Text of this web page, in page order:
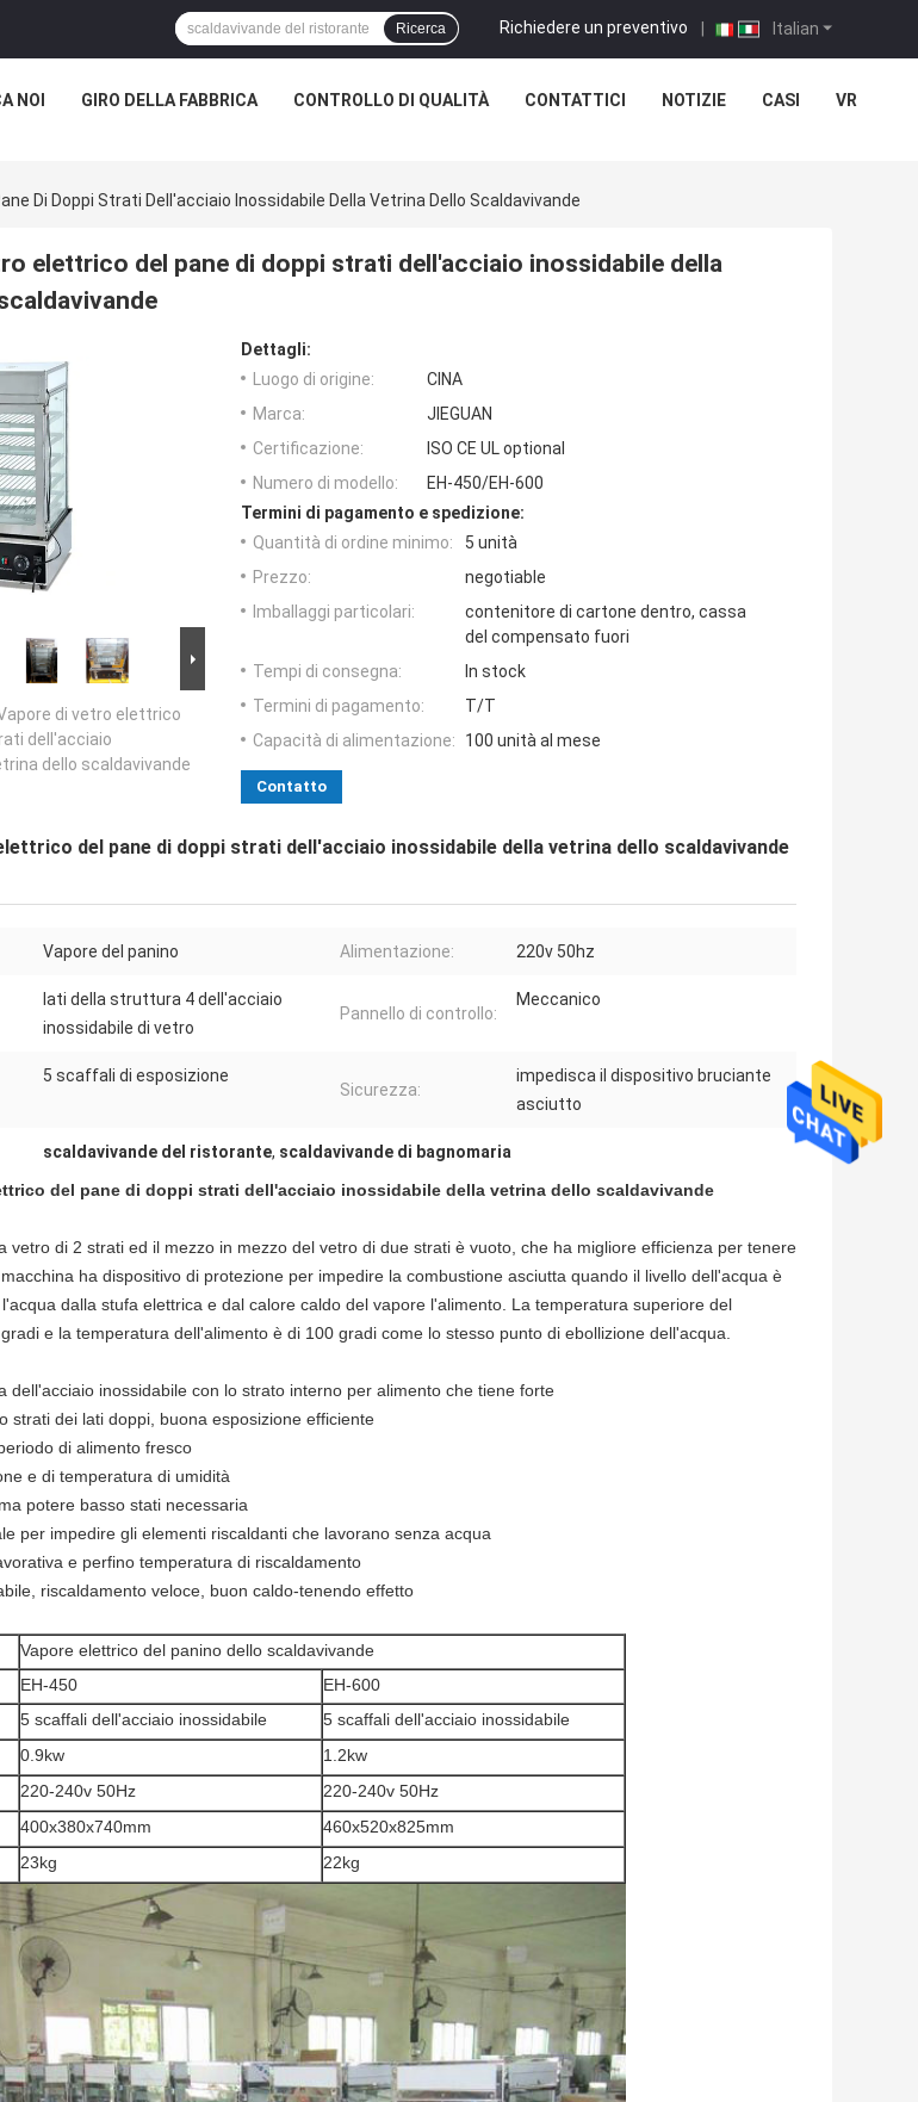
Italian
Richiedere un preventivo |
Ricerca
NOI GIRO DELLA FABBRICA CONTROLLO DI QUALITÀ CONTATTICI NOTIZIE CASI VR
Di Doppi Strati Dell'acciaio Inossidabile Della Vetrina Dello Scaldavivande
elettrico del pane di doppi strati dell'acciaio inossidabile della
di vetro elettrico
dell'acciaio
dello scaldavivande
Dettagli:
Luogo di origine:
CINA
Marca:
JIEGUAN
Certificazione:
ISO CE UL optional
Numero di modello:
EH-450/EH-600
Termini di pagamento e spedizione:
Quantità di ordine minimo:
5 unità
Prezzo:
negotiable
Imballaggi particolari:
contenitore di cartone dentro, cassa
del compensato fuori
Tempi di consegna:
In stock
Termini di pagamento:
T/T
Capacità di alimentazione:
100 unità al mese
Contatto
del pane di doppi strati dell'acciaio inossidabile della vetrina dello scaldavivande
Vapore del panino Alimentazione: 220v 50hz
lati della struttura 4 dell'acciaio
inossidabile di vetro
Pannello di controllo:
Meccanico
5 scaffali di esposizione
Sicurezza:
impedisca il dispositivo bruciante
asciutto
scaldavivande del ristorante, scaldavivande di bagnomaria
del pane di doppi strati dell'acciaio inossidabile della vetrina dello scaldavivande
vetro di 2 strati ed il mezzo in mezzo del vetro di due strati è vuoto, che ha migliore efficienza per tenere
ha dispositivo di protezione per impedire la combustione asciutta quando il livello dell'acqua è
dalla stufa elettrica e dal calore caldo del vapore l'alimento. La temperatura superiore del
e la temperatura dell'alimento è di 100 gradi come lo stesso punto di ebollizione dell'acqua.
dell'acciaio inossidabile con lo strato interno per alimento che tiene forte
strati dei lati doppi, buona esposizione efficiente
di alimento fresco
e di temperatura di umidità
potere basso stati necessaria
per impedire gli elementi riscaldanti che lavorano senza acqua
e perfino temperatura di riscaldamento
riscaldamento veloce, buon caldo-tenendo effetto
Vapore elettrico del panino dello scaldavivande
EH-450
EH-600
5 scaffali dell'acciaio inossidabile
5 scaffali dell'acciaio inossidabile
0.9kw
1.2kw
220-240v 50Hz
220-240v 50Hz
400x380x740mm
460x520x825mm
23kg 22kg